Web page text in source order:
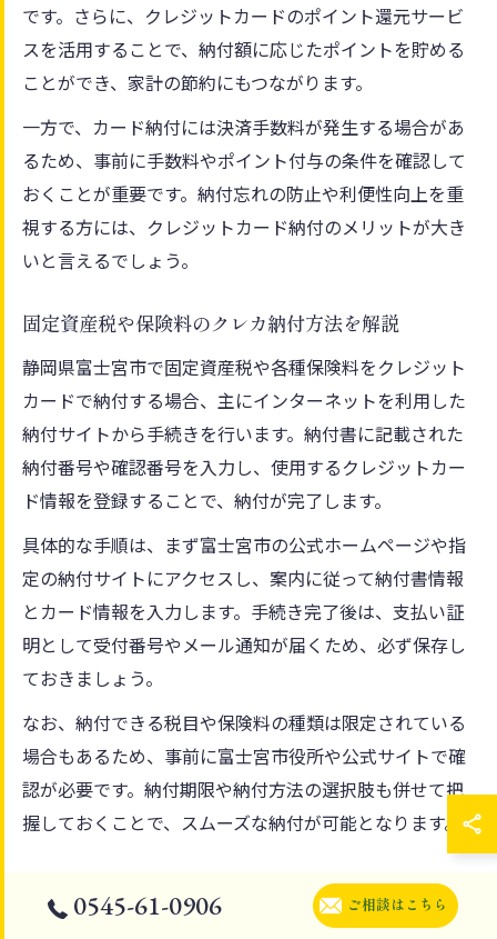
です。さらに、クレジットカードのポイント還元サービ
スを活用することで、納付額に応じたポイントを貯める
ことができ、家計の節約にもつながります。
一方で、カード納付には決済手数料が発生する場合があ
るため、事前に手数料やポイント付与の条件を確認して
おくことが重要です。納付忘れの防止や利便性向上を重
視する方には、クレジットカード納付のメリットが大き
いと言えるでしょう。
固定資産税や保険料のクレカ納付方法を解説
静岡県富士宮市で固定資産税や各種保険料をクレジット
カードで納付する場合、主にインターネットを利用した
納付サイトから手続きを行います。納付書に記載された
納付番号や確認番号を入力し、使用するクレジットカー
ド情報を登録することで、納付が完了します。
具体的な手順は、まず富士宮市の公式ホームページや指
定の納付サイトにアクセスし、案内に従って納付書情報
とカード情報を入力します。手続き完了後は、支払い証
明として受付番号やメール通知が届くため、必ず保存し
ておきましょう。
なお、納付できる税目や保険料の種類は限定されている
場合もあるため、事前に富士宮市役所や公式サイトで確
認が必要です。納付期限や納付方法の選択肢も併せて把
握しておくことで、スムーズな納付が可能となります。
クレジットカード納付に適した保険の種類とは
クレジットカード納付が可能な保険には、主に介護保険
0545-61-0906 ご相談はこちら